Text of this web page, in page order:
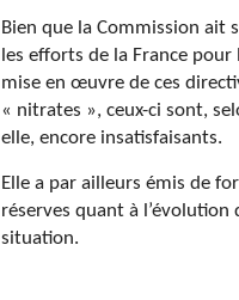
Bien que la Commission ait
les efforts de la France pour
mise en œuvre de ces
« nitrates », ceux-ci sont,
elle, encore insatisfaisants.
Elle a par ailleurs émis de
réserves quant à l’évolution
situation.